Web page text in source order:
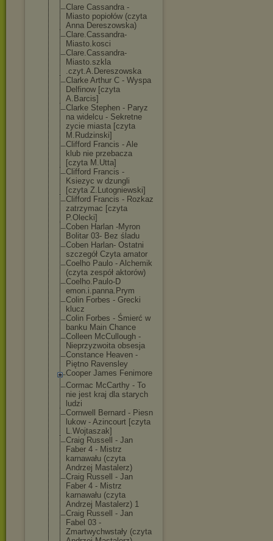
Clare Cassandra -
Miasto popiołów (czyta
Anna Dereszowska)
Clare.Cassandra-
Miasto.kosci
Clare.Cassandra-
Miasto.szkla
.czyt.A.Dereszowska
Clarke Arthur C - Wyspa
Delfinow [czyta
A.Barcis]
Clarke Stephen - Paryz
na widelcu - Sekretne
zycie miasta [czyta
M.Rudzinski]
Clifford Francis - Ale
klub nie przebacza
[czyta M.Utta]
Clifford Francis -
Ksiezyc w dzungli
[czyta Z.Lutogniewski]
Clifford Francis - Rozkaz
zatrzymac [czyta
P.Olecki]
Coben Harlan -Myron
Bolitar 03- Bez śladu
Coben Harlan- Ostatni
szczegół Czyta amator
Coelho Paulo - Alchemik
(czyta zespół aktorów)
Coelho.Paulo-D
emon.i.panna.Prym
Colin Forbes - Grecki
klucz
Colin Forbes - Śmierć w
banku Main Chance
Colleen McCullough -
Nieprzyzwoita obsesja
Constance Heaven -
Piętno Ravensley
Cooper James Fenimore
Cormac McCarthy - To
nie jest kraj dla starych
ludzi
Cornwell Bernard - Piesn
lukow - Azincourt [czyta
L.Wojtaszak]
Craig Russell - Jan
Faber 4 - Mistrz
karnawału (czyta
Andrzej Mastalerz)
Craig Russell - Jan
Faber 4 - Mistrz
karnawału (czyta
Andrzej Mastalerz) 1
Craig Russell - Jan
Fabel 03 -
Zmartwychwstały (czyta